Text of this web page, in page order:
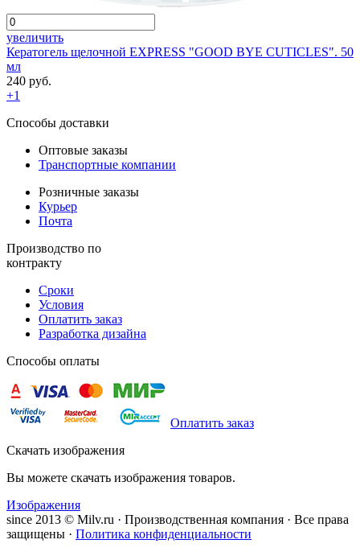
увеличить
Кератогель щелочной EXPRESS "GOOD BYE CUTICLES". 50
мл
240 руб.
+1
Способы доставки
Оптовые заказы
Транспортные компании
Розничные заказы
Курьер
Почта
Производство по
контракту
Сроки
Условия
Оплатить заказ
Разработка дизайна
Способы оплаты
Оплатить заказ
Скачать изображения
Вы можете скачать изображения товаров.
Изображения
since 2013 © Milv.ru · Производственная компания · Все права
защищены · Политика конфиденциальности